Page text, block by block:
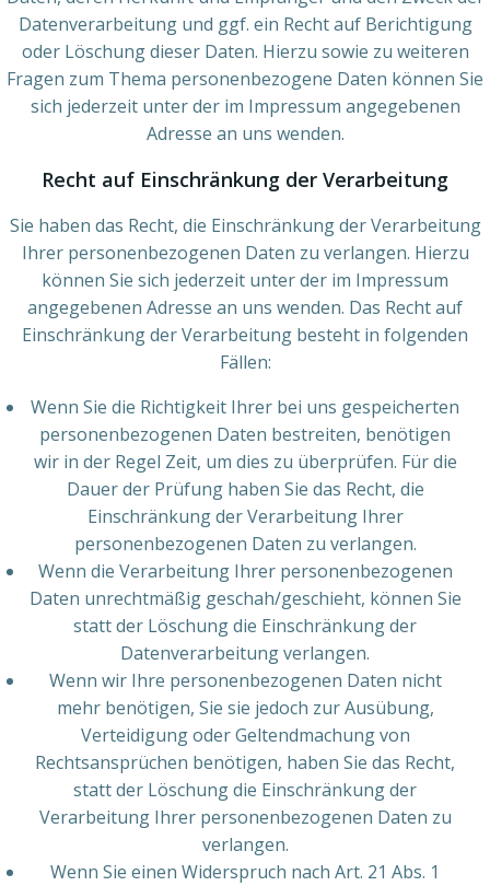
Datenverarbeitung und ggf. ein Recht auf Berichtigung
oder Löschung dieser Daten. Hierzu sowie zu weiteren
Fragen zum Thema personenbezogene Daten können Sie
sich jederzeit unter der im Impressum angegebenen
Adresse an uns wenden.
Recht auf Einschränkung der Verarbeitung
Sie haben das Recht, die Einschränkung der Verarbeitung
Ihrer personenbezogenen Daten zu verlangen. Hierzu
können Sie sich jederzeit unter der im Impressum
angegebenen Adresse an uns wenden. Das Recht auf
Einschränkung der Verarbeitung besteht in folgenden
Fällen:
Wenn Sie die Richtigkeit Ihrer bei uns gespeicherten
personenbezogenen Daten bestreiten, benötigen
wir in der Regel Zeit, um dies zu überprüfen. Für die
Dauer der Prüfung haben Sie das Recht, die
Einschränkung der Verarbeitung Ihrer
personenbezogenen Daten zu verlangen.
Wenn die Verarbeitung Ihrer personenbezogenen
Daten unrechtmäßig geschah/geschieht, können Sie
statt der Löschung die Einschränkung der
Datenverarbeitung verlangen.
Wenn wir Ihre personenbezogenen Daten nicht
mehr benötigen, Sie sie jedoch zur Ausübung,
Verteidigung oder Geltendmachung von
Rechtsansprüchen benötigen, haben Sie das Recht,
statt der Löschung die Einschränkung der
Verarbeitung Ihrer personenbezogenen Daten zu
verlangen.
Wenn Sie einen Widerspruch nach Art. 21 Abs. 1